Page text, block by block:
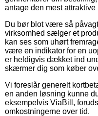
antage den mest attraktive
Du bør blot være så
virksomhed sælger et
kan ses som uhørt
være en indikator for en
er heldigvis dækket ind
skærmer dig som køber
Vi foreslår generelt
en anden løsning kunne
eksempelvis ViaBill,
omkostningerne over tid.